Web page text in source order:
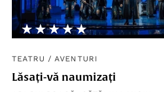
★★★★★
☆☆☆☆☆
TEATRU /AVENTURI
Lăsați-vă naumizați